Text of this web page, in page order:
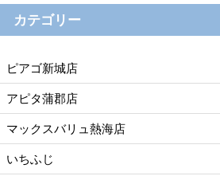
カテゴリー
ピアゴ新城店
アピタ蒲郡店
マックスバリュ熱海店
いちふじ